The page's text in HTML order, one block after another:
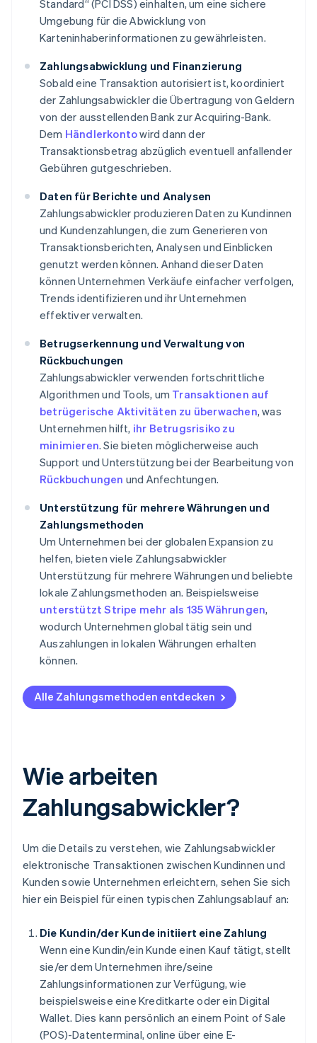
Standard“ (PCI DSS) einhalten, um eine sichere
Umgebung für die Abwicklung von
Karteninhaberinformationen zu gewährleisten.
Zahlungsabwicklung und Finanzierung
Sobald eine Transaktion autorisiert ist, koordiniert
der Zahlungsabwickler die Übertragung von Geldern
von der ausstellenden Bank zur Acquiring-Bank.
Dem Händlerkontowird dann der
Transaktionsbetrag abzüglich eventuell anfallender
Gebühren gutgeschrieben.
Daten für Berichte und Analysen
Zahlungsabwickler produzieren Daten zu Kundinnen
und Kundenzahlungen, die zum Generieren von
Transaktionsberichten, Analysen und Einblicken
genutzt werden können. Anhand dieser Daten
können Unternehmen Verkäufe einfacher verfolgen,
Trends identifizieren und ihr Unternehmen
effektiver verwalten.
Betrugserkennung und Verwaltung von
Rückbuchungen
Zahlungsabwickler verwenden fortschrittliche
Algorithmen und Tools, um Transaktionen auf
betrügerische Aktivitäten zu überwachen, was
Unternehmen hilft, ihr Betrugsrisiko zu
minimieren. Sie bieten möglicherweise auch
Support und Unterstützung bei der Bearbeitung von
Rückbuchungen und Anfechtungen.
Unterstützung für mehrere Währungen und
Zahlungsmethoden
Um Unternehmen bei der globalen Expansion zu
helfen, bieten viele Zahlungsabwickler
Unterstützung für mehrere Währungen und beliebte
lokale Zahlungsmethoden an. Beispielsweise
unterstützt Stripe mehr als 135 Währungen,
wodurch Unternehmen global tätig sein und
Auszahlungen in lokalen Währungen erhalten
können.
Alle Zahlungsmethoden entdecken
Wie arbeiten
Zahlungsabwickler?
Um die Details zu verstehen, wie Zahlungsabwickler
elektronische Transaktionen zwischen Kundinnen und
Kunden sowie Unternehmen erleichtern, sehen Sie sich
hier ein Beispiel für einen typischen Zahlungsablauf an:
Die Kundin/der Kunde initiiert eine Zahlung
Wenn eine Kundin/ein Kunde einen Kauf tätigt, stellt
sie/er dem Unternehmen ihre/seine
Zahlungsinformationen zur Verfügung, wie
beispielsweise eine Kreditkarte oder ein Digital
Wallet. Dies kann persönlich an einem Point of Sale
(POS)-Datenterminal, online über eine E-